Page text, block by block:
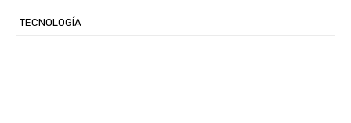
TECNOLOGÍA